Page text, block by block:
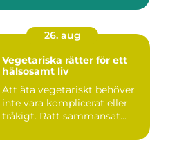
26. aug
Vegetariska rätter för ett
hälsosamt liv
Att äta vegetariskt behöver
inte vara komplicerat eller
tråkigt. Rätt sammansat...